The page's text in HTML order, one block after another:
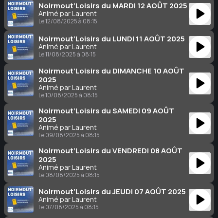
Noirmout’Loisirs du MARDI 12 AOÛT 2025
Animé par Laurent
Le 12/08/2025 à 08:15
Noirmout’Loisirs du LUNDI 11 AOÛT 2025
Animé par Laurent
Le 11/08/2025 à 08:15
Noirmout’Loisirs du DIMANCHE 10 AOÛT
2025
Animé par Laurent
Le 10/08/2025 à 08:15
Noirmout’Loisirs du SAMEDI 09 AOÛT
2025
Animé par Laurent
Le 09/08/2025 à 08:15
Noirmout’Loisirs du VENDREDI 08 AOÛT
2025
Animé par Laurent
Le 08/08/2025 à 08:15
Noirmout’Loisirs du JEUDI 07 AOÛT 2025
Animé par Laurent
Le 07/08/2025 à 08:15